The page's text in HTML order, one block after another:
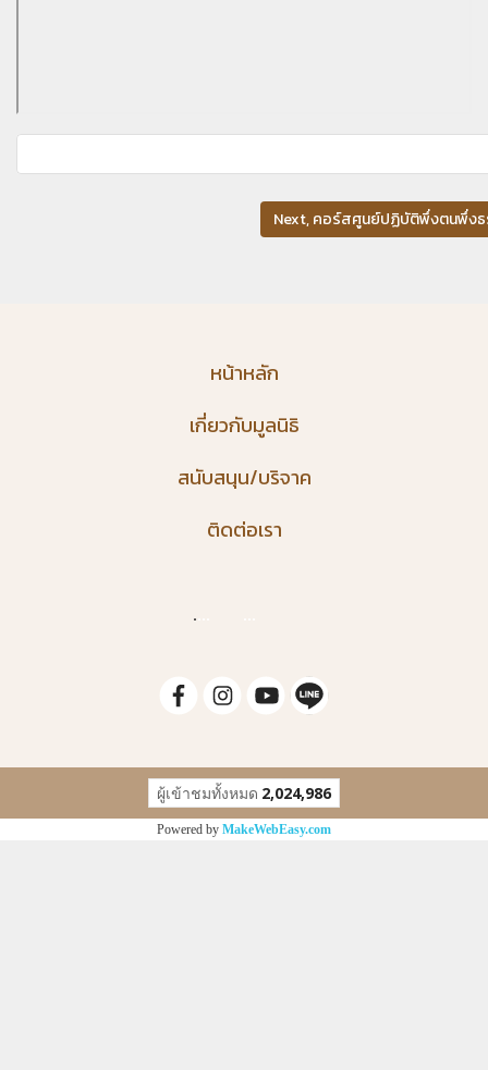
Next, คอร์สศูนย์ปฏิบัติพึ่งตนพึ่งธ
หน้าหลัก
เกี่ยวกับมูลนิธิ
สนับสนุน/บริจาค
ติดต่อเรา
.
ผู้เข้าชมทั้งหมด 2,024,986
Powered by MakeWebEasy.com